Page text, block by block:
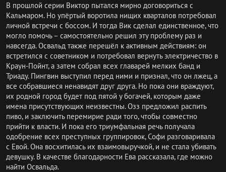
В прошлой серии Виктор пытался мирно договориться с
Кальмаром. Но упёртый воротила нищих кварталов потребовал
личной встречи с боссом. И тогда Вик сделал единственное, что
могло помочь – самостоятельно решил эту проблему раз и
навсегда. Освальд также перешёл к активным действиям: он
встретился с советником и потребовал вернуть электричество в
Краун-Пойнт, а затем собрал всех главарей мелких банд и
Триаду. Пингвин выступил перед ними и признал, что он лжец, а
все собравшиеся ненавидят друг друга. Но пока они враждуют,
их родной город будет под пятой у богачей, которым даже
имена присутствующих неизвестны. Озз предложил распить
пиво, и заключить перемирие ради того, чтобы совместно
прийти к власти. И пока его триумфальная речь получала
одобрение всех преступных группировок, Софи разговаривала
с Евой. Она восхитилась их взаимовыручкой, и не стала убивать
девушку. В качестве благодарности Ева рассказала, где можно
найти Освальда.